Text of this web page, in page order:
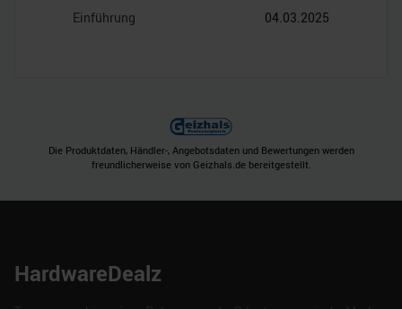
Einführung 04.03.2025
Die Produktdaten, Händler-, Angebotsdaten und Bewertungen werden
freundlicherweise von Geizhals.de bereitgestellt.
HardwareDealz